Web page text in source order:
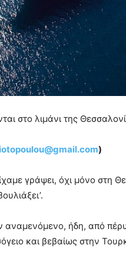
στο λιμάνι της
)
γράψει, όχι μόνο στη
αναμενόμενο, ήδη, από
και βεβαίως στην